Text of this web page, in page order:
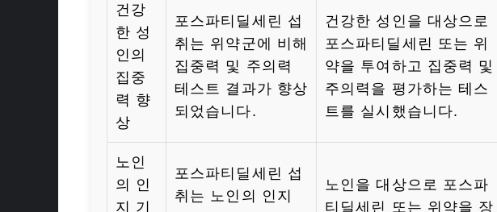
건강
한 성
인의
집중
력 향
상
포스파티딜세린 섭
취는 위약군에 비해
집중력 및 주의력
테스트 결과가 향상
되었습니다.
건강한 성인을 대상으로
포스파티딜세린 또는 위
약을 투여하고 집중력 및
주의력을 평가하는 테스
트를 실시했습니다.
노인
의 인
지 기
포스파티딜세린 섭
취는 노인의 인지
노인을 대상으로 포스파
티딜세린 또는 위약을 장